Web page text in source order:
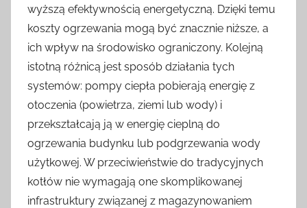
wyższą efektywnością energetyczną. Dzięki temu
koszty ogrzewania mogą być znacznie niższe, a
ich wpływ na środowisko ograniczony. Kolejną
istotną różnicą jest sposób działania tych
systemów: pompy ciepła pobierają energię z
otoczenia (powietrza, ziemi lub wody) i
przekształcają ją w energię cieplną do
ogrzewania budynku lub podgrzewania wody
użytkowej. W przeciwieństwie do tradycyjnych
kotłów nie wymagają one skomplikowanej
infrastruktury związanej z magazynowaniem